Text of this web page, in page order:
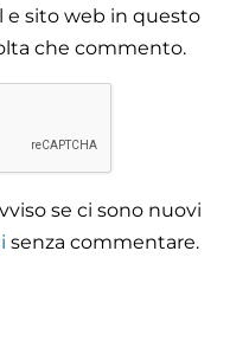
e sito web in questo
che commento.
se ci sono nuovi
senza commentare.